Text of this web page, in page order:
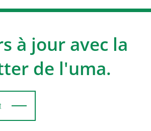
à jour avec la
de l'uma.